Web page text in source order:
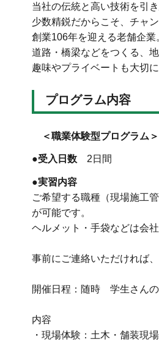
当社の伝統と高い技術を引
少数精鋭だからこそ、チャ
創業106年を迎える老舗企業
道路・橋梁などをつくる、
趣味やプライベートも大切
プログラム内容
＜職業体験型プログラム＞
●受入日数 2日間
●実習内容
ご希望する職種（現場施工
が可能です。
ヘルメット・手袋などは会
事前にご連絡いただければ
開催日程：随時 学生さん
内容
・現場体験：土木・舗装現